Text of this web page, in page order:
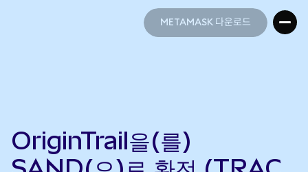
METAMASK 다운로드
OriginTrail을(를)